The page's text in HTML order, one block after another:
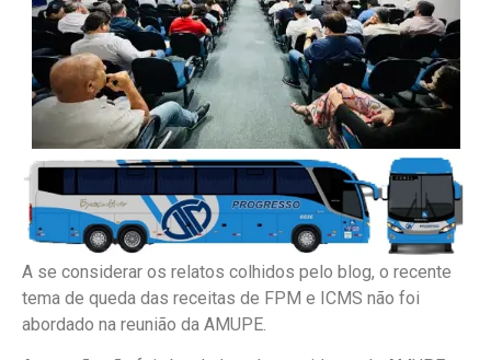
A se considerar os relatos colhidos pelo blog, o recente
tema de queda das receitas de FPM e ICMS não foi
abordado na reunião da AMUPE.